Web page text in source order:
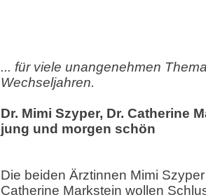
... für viele unangenehmen
Wechseljahren.
Dr. Mimi Szyper, Dr. Catherine
jung und morgen schön
Die beiden Ärztinnen Mimi
Catherine Markstein wollen